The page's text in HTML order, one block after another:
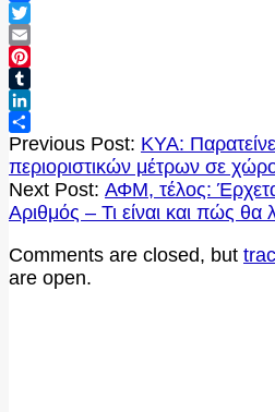
Facebook
Twitter
Email
Pinterest
Tumblr
LinkedIn
Μοιραστείτε
2020-
06-
03
Previous Post: ΚΥΑ:
περιοριστικών μέτρων σε
Next Post: ΑΦΜ, τέλος:
Αριθμός – Τι είναι και πώς θα
Comments are closed, but
are open.